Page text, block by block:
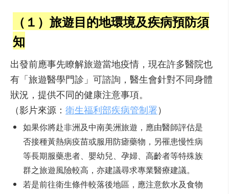
（１）旅遊目的地環境及疾病預防須
知
出發前應事先瞭解旅遊當地疫情，現在許多醫院也
有「旅遊醫學門診」可諮詢，醫生會針對不同身體
狀況，提供不同的健康注意事項。
（影片來源： 衛生福利部疾病管制署 ）
如果你將赴非洲及中南美洲旅遊，應由醫師評估是
否接種黃熱病疫苗或服用防瘧藥物，另罹患慢性病
等長期服藥患者、嬰幼兒、孕婦、高齡者等特殊族
群之旅遊風險較高，亦建議尋求專業醫療建議。
若是前往衛生條件較落後地區，應注意飲水及食物